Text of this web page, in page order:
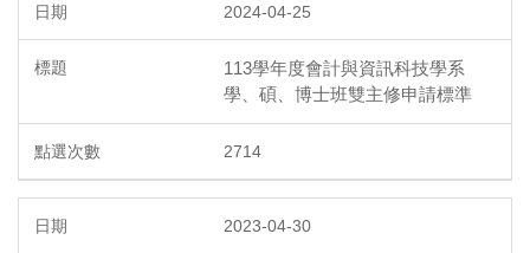
2024-04-25
113學年度會計與資訊科技學系
學、碩、博士班雙主修申請標準
2714
2023-04-30